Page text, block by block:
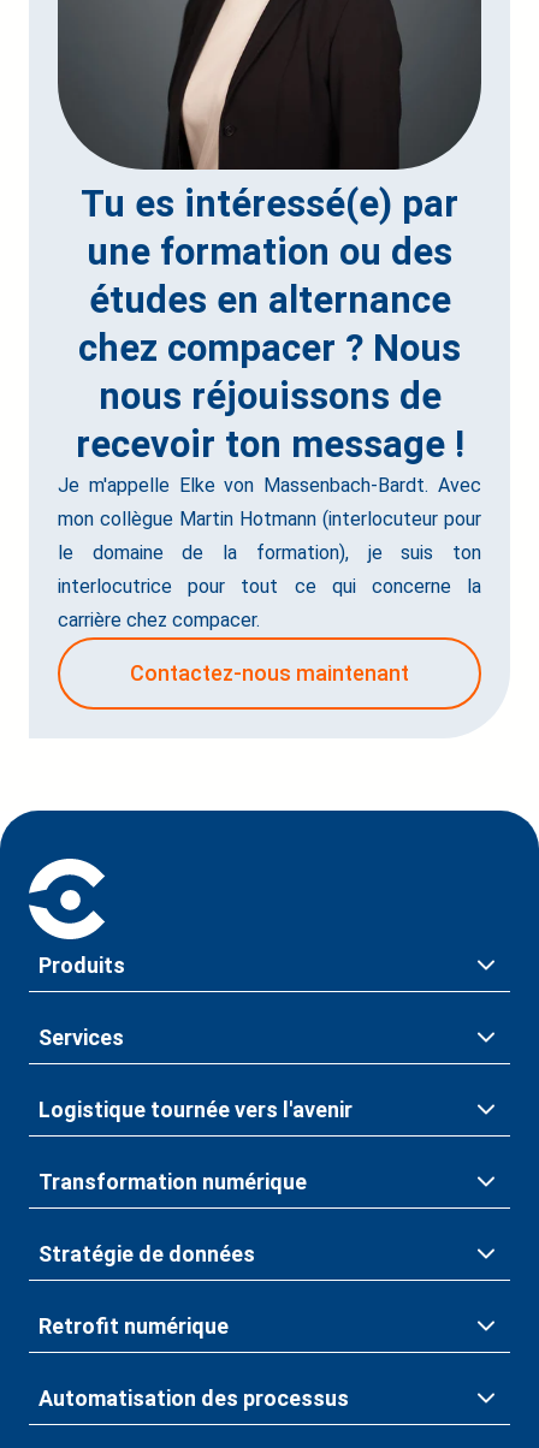
Tu es intéressé(e) par
une formation ou des
études en alternance
chez compacer ? Nous
nous réjouissons de
recevoir ton message !
Je m'appelle Elke von Massenbach-Bardt. Avec
mon collègue Martin Hotmann (interlocuteur pour
le domaine de la formation), je suis ton
interlocutrice pour tout ce qui concerne la
carrière chez compacer.
Contactez-nous maintenant
Produits
Services
Logistique tournée vers l'avenir
Transformation numérique
Stratégie de données
Retrofit numérique
Automatisation des processus